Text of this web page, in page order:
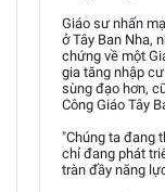
Giáo sư nhấn
ở Tây Ban Nha,
chứng về một
gia tăng nhập
sùng đạo hơn,
Công Giáo Tây
"Chúng ta đang
chỉ đang phát
tràn đầy năng